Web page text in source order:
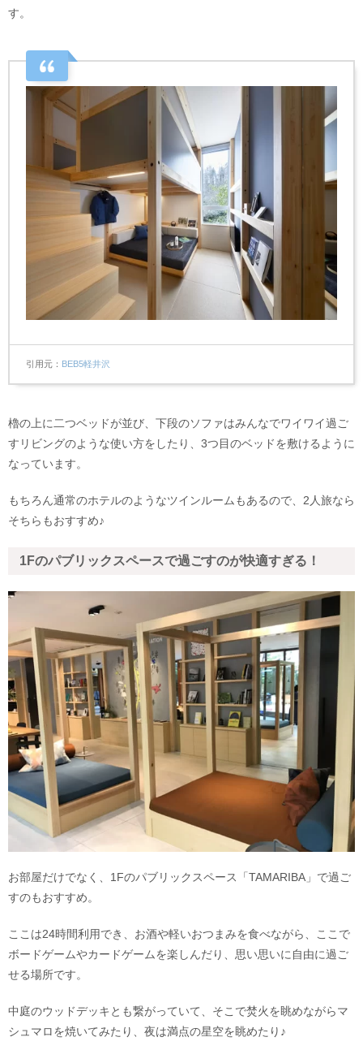
す。
引用元 BEB5軽井沢
櫓の上に二つベッドが並び、下段のソファはみんなでワイワイ過ご
すリビングのような使い方をしたり、3つ目のベッドを敷けるように
なっています。
もちろん通常のホテルのようなツインルームもあるので、2人旅なら
そちらもおすすめ♪
1Fのパブリックスペースで過ごすのが快適すぎる！
お部屋だけでなく、1Fのパブリックスペース「TAMARIBA」で過ご
すのもおすすめ。
ここは24時間利用でき、お酒や軽いおつまみを食べながら、ここで
ボードゲームやカードゲームを楽しんだり、思い思いに自由に過ご
せる場所です。
中庭のウッドデッキとも繋がっていて、そこで焚火を眺めながらマ
シュマロを焼いてみたり、夜は満点の星空を眺めたり♪